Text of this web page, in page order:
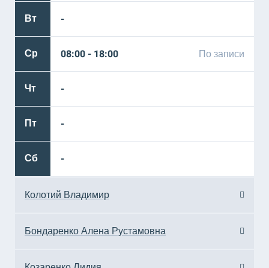
Вт -
Ср 08:00 - 18:00 По записи
Чт -
Пт -
Сб -
Колотий Владимир
Пн -
Вт 09:00 - 15:00 По записи
Бондаренко Алена Рустамовна